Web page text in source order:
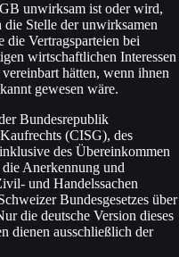
unwirksam ist oder wird,
Stelle der unwirksamen
Vertragsparteien bei
wirtschaftlichen Interessen
hätten, wenn ihnen
gewesen wäre.
Bundesrepublik
(CISG), des
des Übereinkommen
Anerkennung und
und Handelssachen
Bundesgesetzes über
die deutsche Version dieses
dienen ausschließlich der